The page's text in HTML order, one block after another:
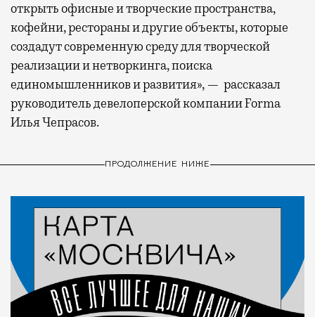
открыть офисные и творческие пространства,
кофейни, рестораны и другие объекты, которые
создадут современную среду для творческой
реализации и нетворкинга, поиска
единомышленников и развития», — рассказал
руководитель девелоперской компании Forma
Илья Чепрасов.
ПРОДОЛЖЕНИЕ НИЖЕ